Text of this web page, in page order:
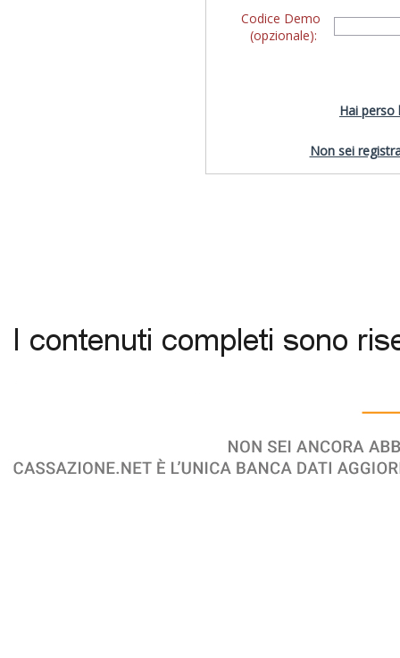
Codice Demo
(opzionale):
Hai perso
Non sei